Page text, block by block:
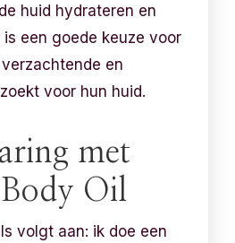
huid hydrateren en
een goede keuze voor
en
voor hun huid.
met
Oil
volgt aan: ik doe een